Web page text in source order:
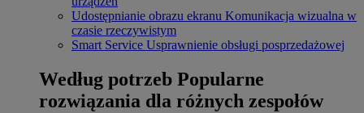
Udostępnianie obrazu ekranu Komunikacja wizualna w
czasie rzeczywistym
Smart Service Usprawnienie obsługi posprzedażowej
Według potrzeb Popularne
rozwiązania dla różnych zespołów